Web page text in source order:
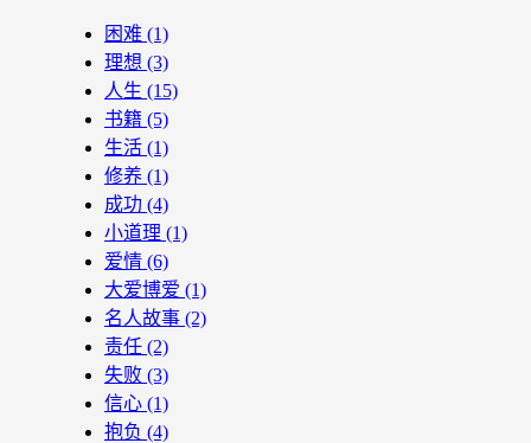
困难 (1)
理想 (3)
人生 (15)
书籍 (5)
生活 (1)
修养 (1)
成功 (4)
小道理 (1)
爱情 (6)
大爱博爱 (1)
名人故事 (2)
责任 (2)
失败 (3)
信心 (1)
抱负 (4)